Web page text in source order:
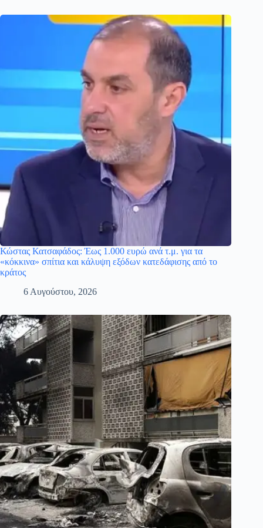
Κώστας Κατσαφάδος: Έως 1.000 ευρώ ανά τ.μ. για τα
«κόκκινα» σπίτια και κάλυψη εξόδων κατεδάφισης από το
κράτος
6 Αυγούστου, 2026